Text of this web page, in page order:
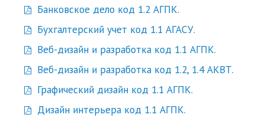
Банковское дело код 1.2 АГПК.
Бухгалтерский учет код 1.1 АГАСУ.
Веб-дизайн и разработка код 1.1 АГПК.
Веб-дизайн и разработка код 1.2, 1.4 АКВТ.
Графический дизайн код 1.1 АГПК.
Дизайн интерьера код 1.1 АГПК.